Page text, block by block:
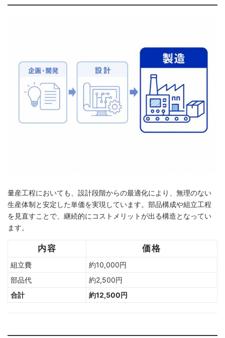
量産工程においても、設計段階からの最適化により、無理のない
生産体制と安定した単価を実現しています。部品構成や組立工程
を見直すことで、継続的にコストメリットが出る構造となってい
ます。
内容 価格
組立費
約10,000円
部品代
約2,500円
合計
約12,500円